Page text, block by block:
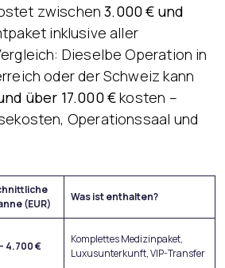
zwischen3.000 € und
inklusive aller
Dieselbe Operation in
oder der Schweiz kann
über 17.000 €kosten –
Operationssaal und
(EUR)
Was ist enthalten?
4.700 €
Komplettes Medizinpaket,
Luxusunterkunft, VIP-Transfer